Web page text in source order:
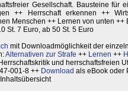
Gesellschaft. Bausteine
++ Herrschaft erkennen ++
Menschen ++ Lernen von unten
St. 7 Euro, ab 50 St. 5 Euro
mit Downloadmöglichkeit der
Alternativen zur Strafe ++ Lernen ++
und herrschaftsfreien
001-8 ++ Download als eBook oder